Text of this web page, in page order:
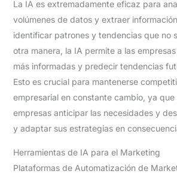
La IA es extremadamente eficaz para
volúmenes de datos y extraer
identificar patrones y tendencias que no
otra manera, la IA permite a las
más informadas y predecir tendencias
Esto es crucial para mantenerse
empresarial en constante cambio, ya que
empresas anticipar las necesidades y
y adaptar sus estrategias en
Herramientas de IA para el Marketing
Plataformas de Automatización de